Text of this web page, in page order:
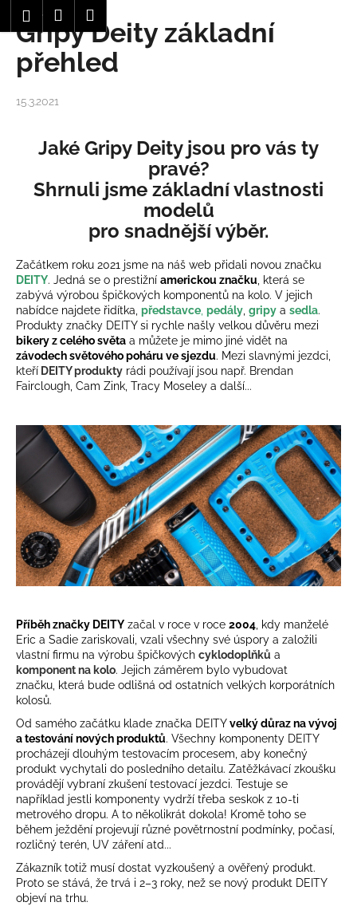
Přejít
obsah
PřihlášeníNákupní
košík
Gripy Deity základní
přehled
15.3.2021
Jaké Gripy Deity jsou pro vás ty
pravé?
Shrnuli jsme základní vlastnosti
modelů
pro snadnější výběr.
Začátkem roku 2021 jsme na náš web přidali novou značku
DEITY. Jedná se o prestižní americkou značku, která se
zabývá výrobou špičkových komponentů na kolo. V jejich
nabídce najdete řidítka, představce, pedály, gripy a sedla.
Produkty značky DEITY si rychle našly velkou důvěru mezi
bikery z celého světa a můžete je mimo jiné vidět na
závodech světového poháru ve sjezdu. Mezi slavnými jezdci,
kteří DEITY produkty rádi používají jsou např. Brendan
Fairclough, Cam Zink, Tracy Moseley a další...
Příběh značky DEITY začal v roce v roce 2004, kdy manželé
Eric a Sadie zariskovali, vzali všechny své úspory a založili
vlastní firmu na výrobu špičkových cyklodoplňků a
komponent na kolo. Jejich záměrem bylo vybudovat
značku, která bude odlišná od ostatních velkých korporátních
kolosů.
Od samého začátku klade značka DEITYvelký důraz na vývoj
a testování nových produktů. Všechny komponenty DEITY
procházejí dlouhým testovacím procesem, aby konečný
produkt vychytali do posledního detailu. Zatěžkávací zkoušku
provádějí vybraní zkušení testovací jezdci. Testuje se
například jestli komponenty vydrží třeba seskok z 10-ti
metrového dropu. A to několikrát dokola! Kromě toho se
během ježdění projevují různé povětrnostní podmínky, počasí,
rozličný terén, UV záření atd...
Zákazník totiž musí dostat vyzkoušený a ověřený produkt.
Proto se stává, že trvá i 2–3 roky, než se nový produkt DEITY
objeví na trhu.
o
Zpět
Zpět
o
j
e
t
e
n
a
í
t
?
HLEDAT
o
p
o
r
u
č
u
j
e
m
e